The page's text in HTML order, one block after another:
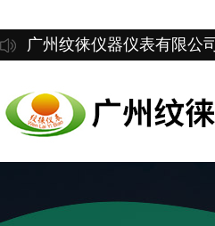
广州纹徕仪器仪表有限公司